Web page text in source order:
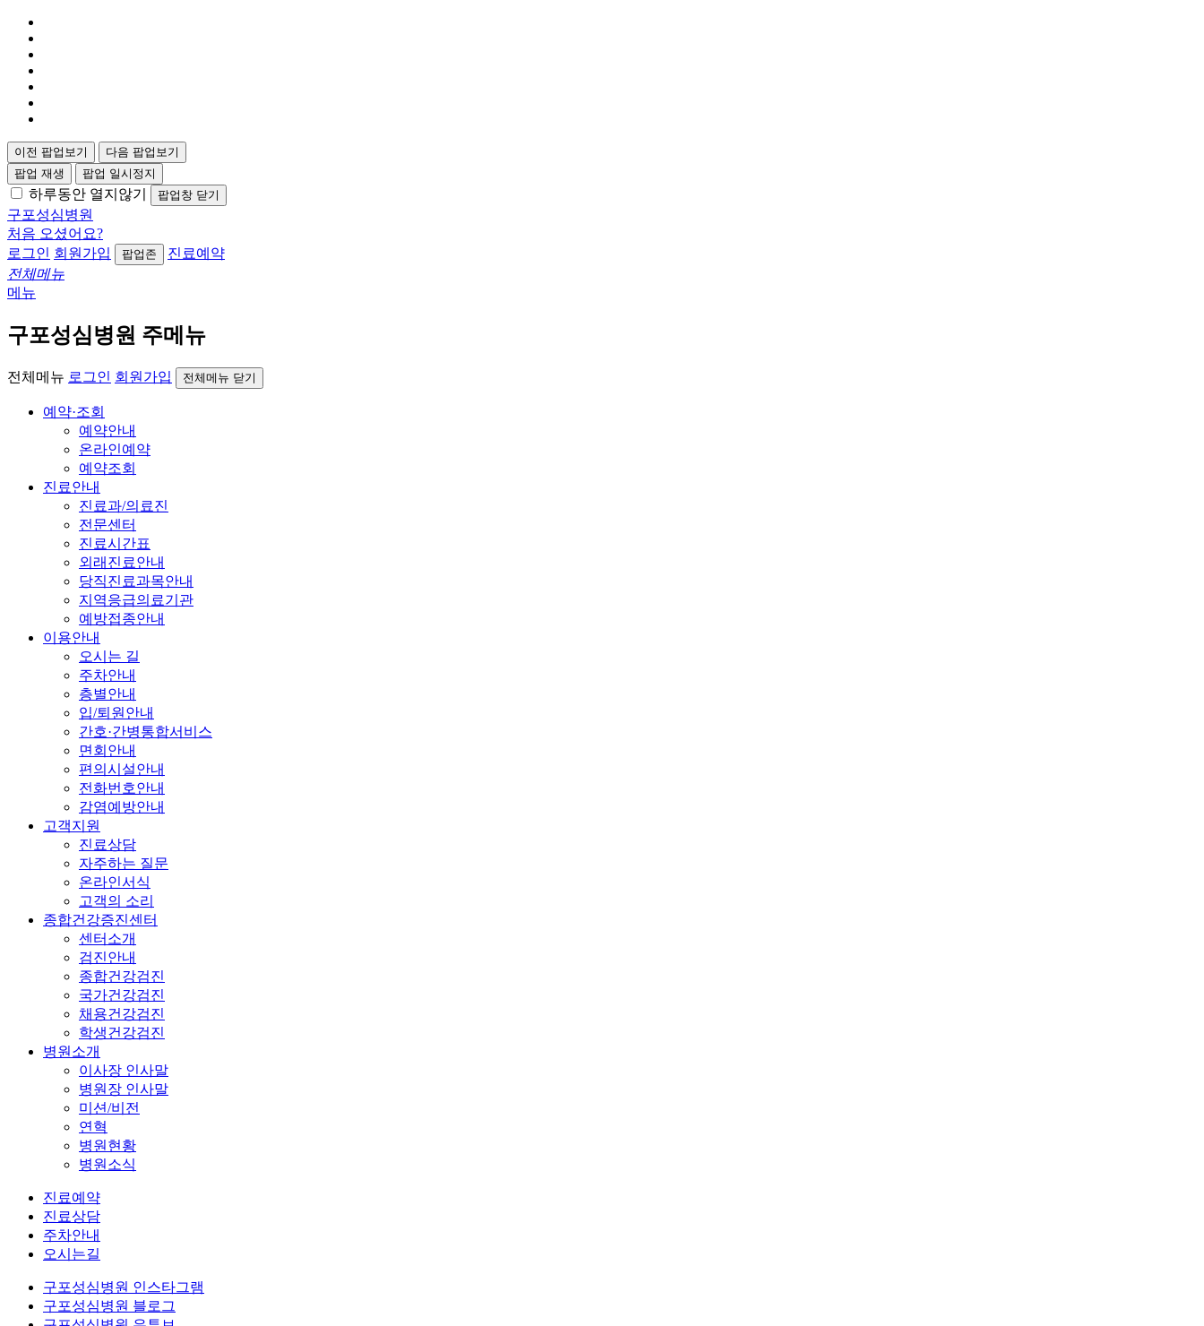
이전 팝업보기
다음 팝업보기
팝업 재생
팝업 일시정지
하루동안 열지않기 팝업창 닫기
구포성심병원
처음 오셨어요?
로그인 회원가입 팝업존
진료예약
전체메뉴
메뉴
구포성심병원 주메뉴
전체메뉴 로그인 회원가입 전체메뉴 닫기
예약·조회
예약안내
온라인예약
예약조회
진료안내
진료과/의료진
전문센터
진료시간표
외래진료안내
당직진료과목안내
지역응급의료기관
예방접종안내
이용안내
오시는 길
주차안내
층별안내
입/퇴원안내
간호·간병통합서비스
면회안내
편의시설안내
전화번호안내
감염예방안내
고객지원
진료상담
자주하는 질문
온라인서식
고객의 소리
종합건강증진센터
센터소개
검진안내
종합건강검진
국가건강검진
채용건강검진
학생건강검진
병원소개
이사장 인사말
병원장 인사말
미션/비전
연혁
병원현황
병원소식
진료예약
진료상담
주차안내
오시는길
구포성심병원 인스타그램
구포성심병원 블로그